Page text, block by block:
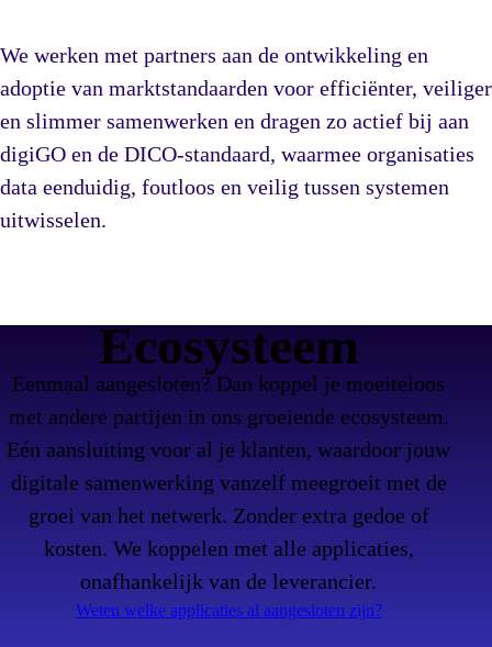
We werken met partners aan de ontwikkeling en
adoptie van marktstandaarden voor efficiënter, veiliger
en slimmer samenwerken en dragen zo actief bij aan
digiGO en de DICO‑standaard, waarmee organisaties
data eenduidig, foutloos en veilig tussen systemen
uitwisselen.
Ecosysteem
Eenmaal aangesloten? Dan koppel je moeiteloos
met andere partijen in ons groeiende ecosysteem.
Eén aansluiting voor al je klanten, waardoor jouw
digitale samenwerking vanzelf meegroeit met de
groei van het netwerk. Zonder extra gedoe of
kosten. We koppelen met alle applicaties,
onafhankelijk van de leverancier.
Weten welke applicaties al aangesloten zijn?